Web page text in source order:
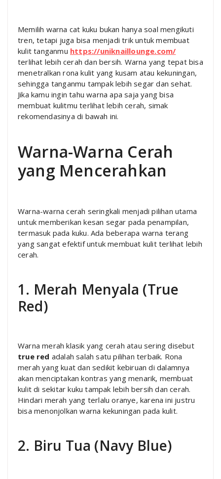
Memilih warna cat kuku bukan hanya soal mengikuti
tren, tetapi juga bisa menjadi trik untuk membuat
kulit tanganmu https://uniknaillounge.com/
terlihat lebih cerah dan bersih. Warna yang tepat bisa
menetralkan rona kulit yang kusam atau kekuningan,
sehingga tanganmu tampak lebih segar dan sehat.
Jika kamu ingin tahu warna apa saja yang bisa
membuat kulitmu terlihat lebih cerah, simak
rekomendasinya di bawah ini.
Warna-Warna Cerah
yang Mencerahkan
Warna-warna cerah seringkali menjadi pilihan utama
untuk memberikan kesan segar pada penampilan,
termasuk pada kuku. Ada beberapa warna terang
yang sangat efektif untuk membuat kulit terlihat lebih
cerah.
1. Merah Menyala (True
Red)
Warna merah klasik yang cerah atau sering disebut
true red adalah salah satu pilihan terbaik. Rona
merah yang kuat dan sedikit kebiruan di dalamnya
akan menciptakan kontras yang menarik, membuat
kulit di sekitar kuku tampak lebih bersih dan cerah.
Hindari merah yang terlalu oranye, karena ini justru
bisa menonjolkan warna kekuningan pada kulit.
2. Biru Tua (Navy Blue)